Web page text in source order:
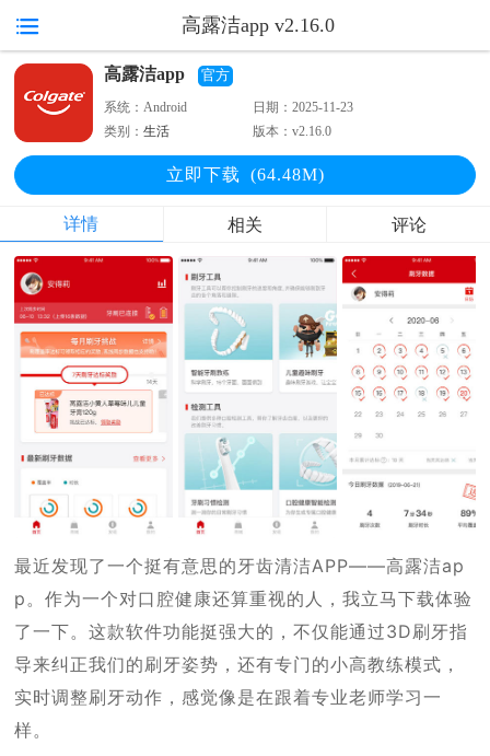
高露洁app v2.16.0
高露洁app 官方
系统：Android 日期：2025-11-23
类别：生活 版本：v2.16.0
立即下载 (64.48M)
详情 相关 评论
最近发现了一个挺有意思的牙齿清洁APP——高露洁ap
p。作为一个对口腔健康还算重视的人，我立马下载体验
了一下。这款软件功能挺强大的，不仅能通过3D刷牙指
导来纠正我们的刷牙姿势，还有专门的小高教练模式，
实时调整刷牙动作，感觉像是在跟着专业老师学习一
样。